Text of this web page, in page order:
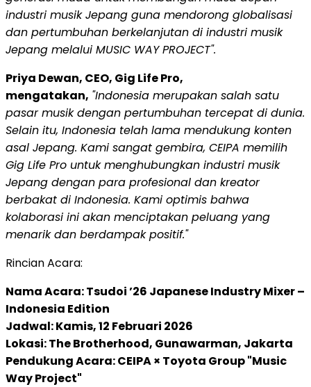
industri musik Jepang guna mendorong globalisasi
dan pertumbuhan berkelanjutan di industri musik
Jepang melalui MUSIC WAY PROJECT".
Priya Dewan, CEO, Gig Life Pro,
mengatakan, "Indonesia merupakan salah satu
pasar musik dengan pertumbuhan tercepat di dunia.
Selain itu, Indonesia telah lama mendukung konten
asal Jepang. Kami sangat gembira, CEIPA memilih
Gig Life Pro untuk menghubungkan industri musik
Jepang dengan para profesional dan kreator
berbakat di Indonesia. Kami optimis bahwa
kolaborasi ini akan menciptakan peluang yang
menarik dan berdampak positif."
Rincian Acara:
Nama Acara: Tsudoi ’26 Japanese Industry Mixer –
Indonesia Edition
Jadwal: Kamis, 12 Februari 2026
Lokasi: The Brotherhood, Gunawarman, Jakarta
Pendukung Acara: CEIPA × Toyota Group "Music
Way Project"